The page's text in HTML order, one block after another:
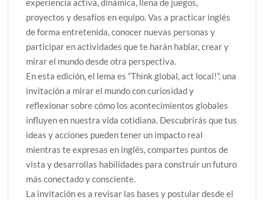
experiencia activa, dinámica, llena de juegos,
proyectos y desafíos en equipo. Vas a practicar inglés
de forma entretenida, conocer nuevas personas y
participar en actividades que te harán hablar, crear y
mirar el mundo desde otra perspectiva.
En esta edición, el lema es “Think global, act local!”, una
invitación a mirar el mundo con curiosidad y
reflexionar sobre cómo los acontecimientos globales
influyen en nuestra vida cotidiana. Descubrirás que tus
ideas y acciones pueden tener un impacto real
mientras te expresas en inglés, compartes puntos de
vista y desarrollas habilidades para construir un futuro
más conectado y consciente.
La invitación es a revisar las bases y postular desde el